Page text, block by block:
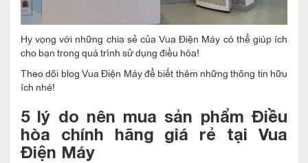
Hy vọng với những chia sẻ của Vua Điện Máy có thể giúp ích
cho bạn trong quá trình sử dụng điều hòa!
Theo dõi blog Vua Điện Máy để biết thêm những thông tin hữu
ích nhé!
5 lý do nên mua sản phẩm Điều
hòa chính hãng giá rẻ tại Vua
Điện Máy